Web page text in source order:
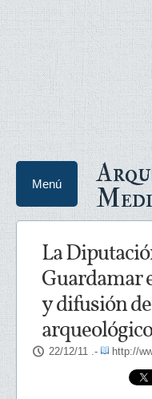
Menú
La
Guardamar
y difusión
arqueológico
22/12/11 .- http://